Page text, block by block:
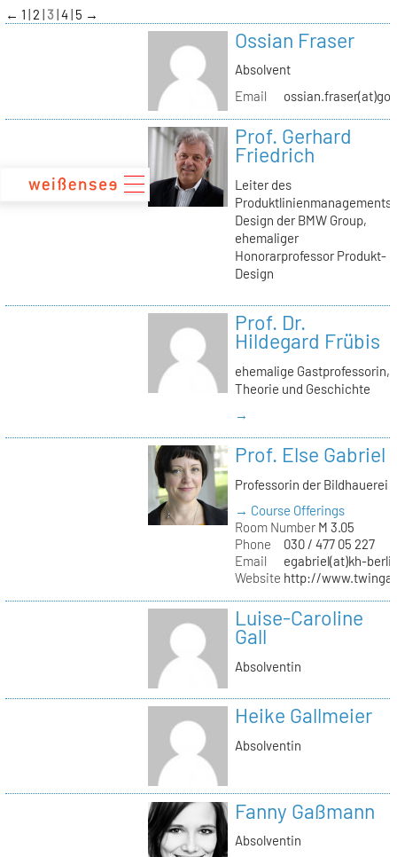
zum
Inhalt
← 1 2 3 4 5 →
Ossian Fraser
Absolvent
Email
Prof. Gerhard
Friedrich
Leiter des
Produktlinienmanagements
Design der BMW Group,
ehemaliger
Honorarprofessor Produkt-
Design
Prof. Dr.
Hildegard Frübis
ehemalige Gastprofessorin,
Theorie und Geschichte
→
Prof. Else Gabriel
Professorin der Bildhauerei
→ Course Offerings
Room NumberM 3.05
Phone
030 / 477 05 227
Email
egabriel(at)kh-
Website http://
Luise-Caroline
Gall
Absolventin
Heike Gallmeier
Absolventin
Fanny Gaßmann
Absolventin